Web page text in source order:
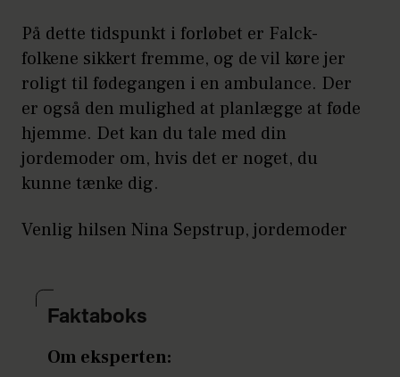
På dette tidspunkt i forløbet er Falck-
folkene sikkert fremme, og de vil køre jer
roligt til fødegangen i en ambulance. Der
er også den mulighed at planlægge at føde
hjemme. Det kan du tale med din
jordemoder om, hvis det er noget, du
kunne tænke dig.
Venlig hilsen Nina Sepstrup, jordemoder
Faktaboks
Om eksperten: